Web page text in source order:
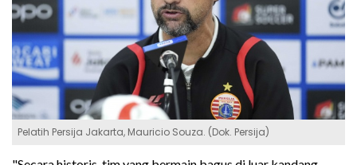
Pelatih Persija Jakarta, Mauricio Souza. (Dok. Persija)